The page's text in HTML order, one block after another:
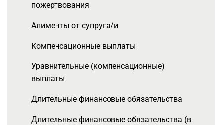
пожертвования
Алименты от супруга/и
Компенсационные выплаты
Уравнительные (компенсационные)
выплаты
Длительные финансовые обязательства
Длительные финансовые обязательства (в